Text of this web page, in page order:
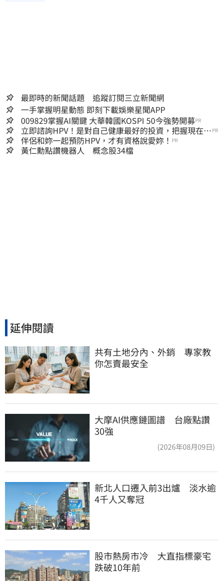
最即時的新聞話題 追蹤訂閱三立新聞網
一手掌握明星動態 即刻下載娛樂星聞APP
009829掌握AI關鍵 大華韓國KOSPI 50今強勢開募PR
立即諮詢HPV！是對自己健康最好的投資，把握現在不
嫌晚！
PR
伴侶和妳一起預防HPV，才有資格說愛妳！ PR
黃仁勳點讚機器人 概念股34檔
延伸閱讀
共有土地分內、外銷　專家教
你怎賣最安全
大摩AI供應鏈圖譜 台廠點讚
30強
(2026年08月09日)
新北人口遷入前3出爐　淡水逾
4千人又奪冠
股市熱房市冷　大直指標豪宅
跌破10年前